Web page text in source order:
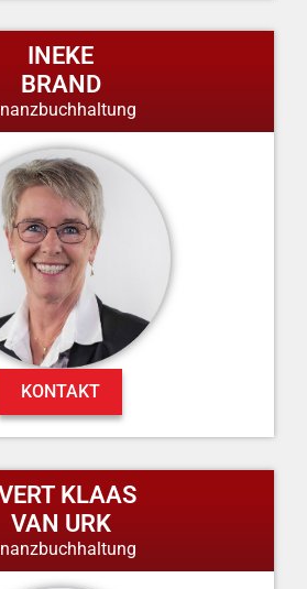
INEKE
BRAND
KONTAKT
KLAAS
VAN URK